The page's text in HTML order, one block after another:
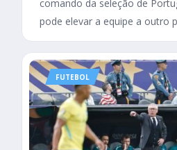
comando da seleção de
pode elevar a equipe a outro
FUTEBOL